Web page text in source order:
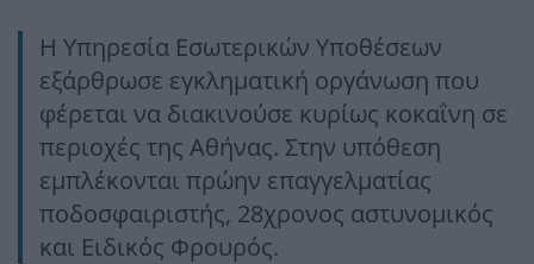
Η Υπηρεσία Εσωτερικών Υποθέσεων
εξάρθρωσε εγκληματική οργάνωση που
φέρεται να διακινούσε κυρίως κοκαΐνη σε
περιοχές της Αθήνας. Στην υπόθεση
εμπλέκονται πρώην επαγγελματίας
ποδοσφαιριστής, 28χρονος αστυνομικός
και Ειδικός Φρουρός.